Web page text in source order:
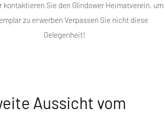
kontaktieren Sie den Glindower Heimatverein, um
zu erwerben Verpassen Sie nicht diese
Gelegenheit!
Aussicht vom